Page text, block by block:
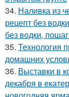
34. Наливка из
рецепт без
без водки,
35. Технология
домашних
36. Выставки в
декабря в